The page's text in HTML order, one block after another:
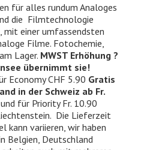
für alles rundum Analoges
die Filmtechnologie
mit einer umfassendsten
Filme. Fotochemie,
Lager. MWST Erhöhung ?
übernimmt sie!
Economy CHF 5.90 Gratis
in der Schweiz ab Fr.
und für Priority Fr. 10.90
Die Lieferzeit
kann variieren, wir haben
Belgien, Deutschland